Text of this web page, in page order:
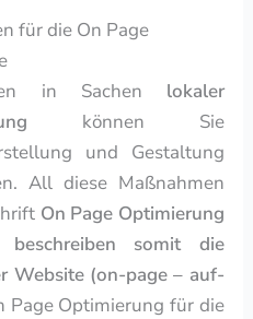
für die On Page
in Sachen lokaler
können Sie
und Gestaltung
All diese Maßnahmen
On Page Optimierung
beschreiben somit die
Website (on-page – auf-
Page Optimierung für die